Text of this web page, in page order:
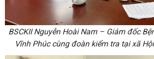
BSCKII Nguyễn Hoài Nam – Giám đốc
Vĩnh Phúc cùng đoàn kiểm tra tại xã